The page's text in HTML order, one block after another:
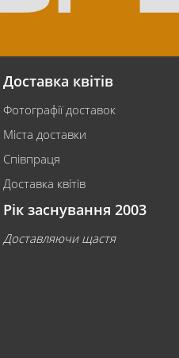
Доставка квітів
Фотографії доставок
Міста доставки
Співпраця
Доставка квітів
Рік заснування 2003
Доставляючи щастя